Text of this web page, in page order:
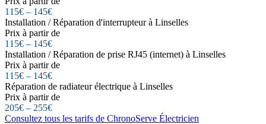
115€ – 145€
Installation / Réparation d'interrupteur à Linselles
Prix à partir de
115€ – 145€
Installation / Réparation de prise RJ45 (internet) à Linselles
Prix à partir de
115€ – 145€
Réparation de radiateur électrique à Linselles
Prix à partir de
205€ – 255€
Consultez tous les tarifs de ChronoServe Électricien